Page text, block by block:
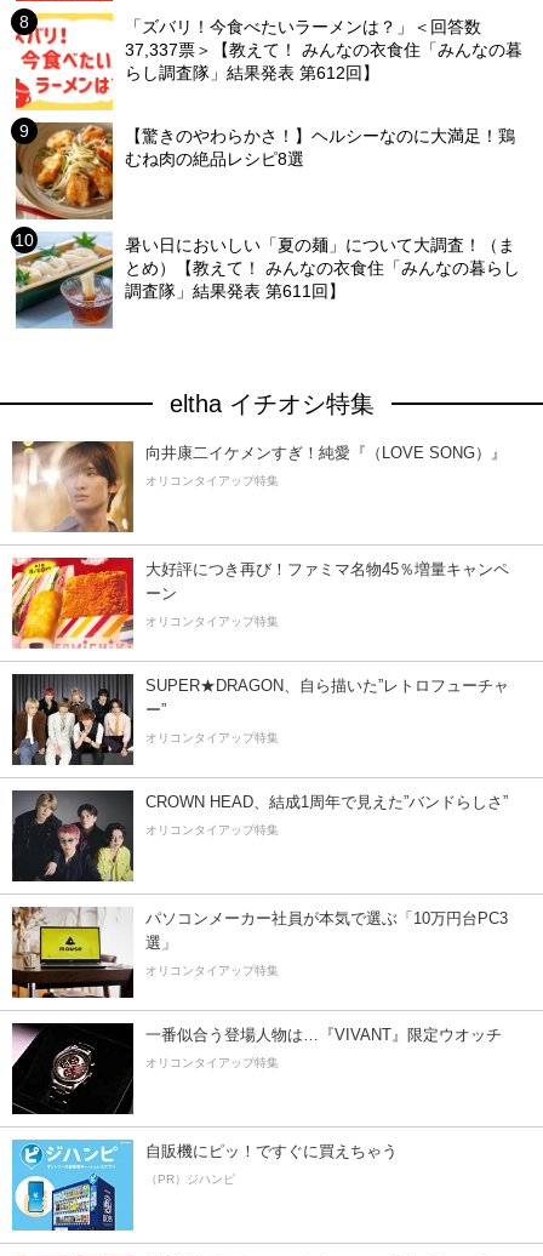
「ズバリ！今食べたいラーメンは？」＜回答数
37,337票＞【教えて！ みんなの衣食住「みんなの暮
らし調査隊」結果発表 第612回】
【驚きのやわらかさ！】ヘルシーなのに大満足！鶏
むね肉の絶品レシピ8選
暑い日においしい「夏の麺」について大調査！（ま
とめ）【教えて！ みんなの衣食住「みんなの暮らし
調査隊」結果発表 第611回】
eltha イチオシ特集
向井康二イケメンすぎ！純愛『（LOVE SONG）』
オリコンタイアップ特集
大好評につき再び！ファミマ名物45％増量キャンペ
ーン
オリコンタイアップ特集
SUPER★DRAGON、自ら描いた”レトロフューチャ
ー”
オリコンタイアップ特集
CROWN HEAD、結成1周年で見えた”バンドらしさ”
オリコンタイアップ特集
パソコンメーカー社員が本気で選ぶ「10万円台PC3
選」
オリコンタイアップ特集
一番似合う登場人物は…『VIVANT』限定ウオッチ
オリコンタイアップ特集
自販機にピッ！ですぐに買えちゃう
（PR）ジハンピ